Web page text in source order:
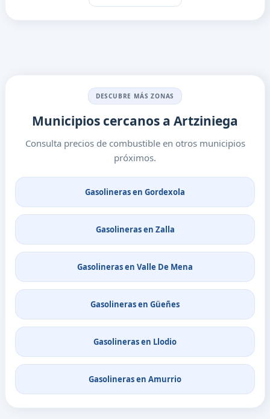
DESCUBRE MÁS ZONAS
Municipios cercanos a Artziniega
Consulta precios de combustible en otros municipios
próximos.
Gasolineras en Gordexola
Gasolineras en Zalla
Gasolineras en Valle De Mena
Gasolineras en Güeñes
Gasolineras en Llodio
Gasolineras en Amurrio